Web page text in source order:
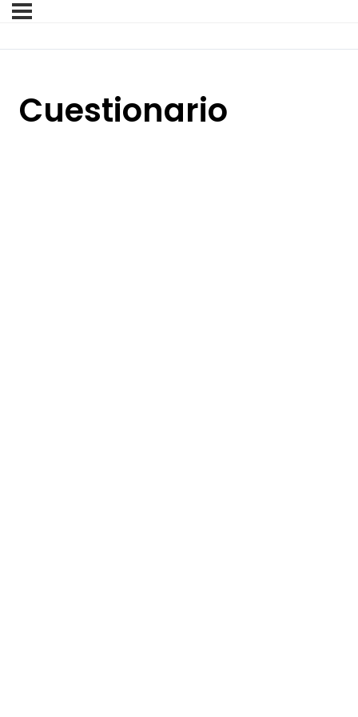
Cuestionario